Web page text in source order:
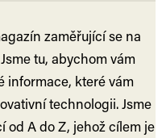
zaměřující se na
tu, abychom vám
informace, které vám
technologii. Jsme
od A do Z, jehož cílem je